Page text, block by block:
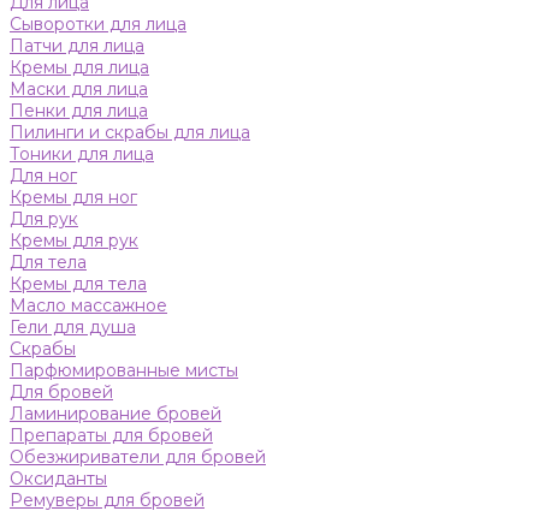
Сыворотки для лица
Патчи для лица
Кремы для лица
Маски для лица
Пенки для лица
Пилинги и скрабы для лица
Тоники для лица
Для ног
Кремы для ног
Для рук
Кремы для рук
Для тела
Кремы для тела
Масло массажное
Гели для душа
Скрабы
Парфюмированные мисты
Для бровей
Ламинирование бровей
Препараты для бровей
Обезжириватели для бровей
Оксиданты
Ремуверы для бровей